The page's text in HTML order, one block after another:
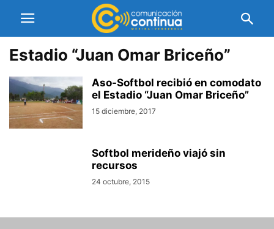
Estadio “Juan Omar Briceño”
Aso-Softbol recibió en comodato
el Estadio “Juan Omar Briceño”
15 diciembre, 2017
Softbol merideño viajó sin
recursos
24 octubre, 2015